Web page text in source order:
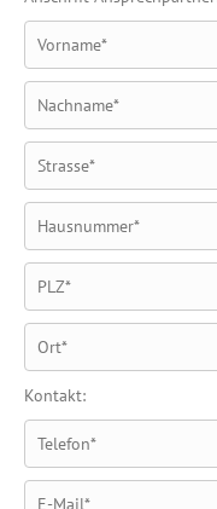
Kontakt: